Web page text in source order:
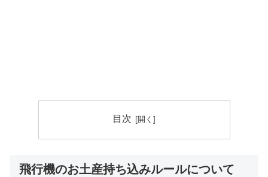
目次
飛行機のお土産持ち込みルールについて